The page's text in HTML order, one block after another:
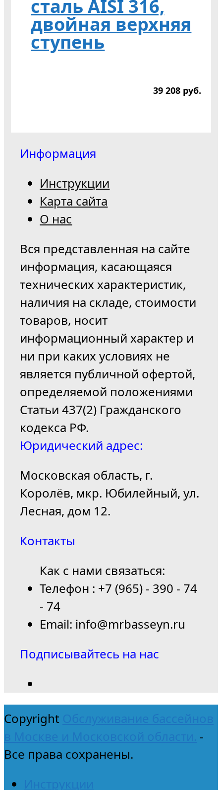
сталь AISI 316,
двойная верхняя
ступень
39 208 руб.
Информация
Инструкции
Карта сайта
О нас
Вся представленная на сайте
информация, касающаяся
технических характеристик,
наличия на складе, стоимости
товаров, носит
информационный характер и
ни при каких условиях не
является публичной офертой,
определяемой положениями
Статьи 437(2) Гражданского
кодекса РФ.
Юридический адрес:
Московская область, г.
Королёв, мкр. Юбилейный, ул.
Лесная, дом 12.
Контакты
Как с нами связаться:
Телефон : +7 (965) - 390 - 74
- 74
Email: info@mrbasseyn.ru
Подписывайтесь на нас
Copyright Обслуживание бассейнов
в Москве и Московской области. -
Все права сохранены.
Инструкции